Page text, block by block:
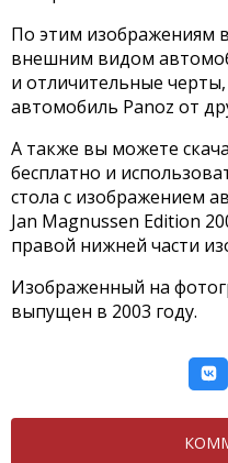
По этим изображениям
внешним видом
и отличительные
автомобиль Panoz от
А также вы можете
бесплатно и
стола с изображением
Jan Magnussen Edition
правой нижней части
Изображенный на
выпущен в 2003 году.